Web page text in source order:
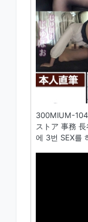
300MIUM-
ストア 事務
에 3번 SEX를